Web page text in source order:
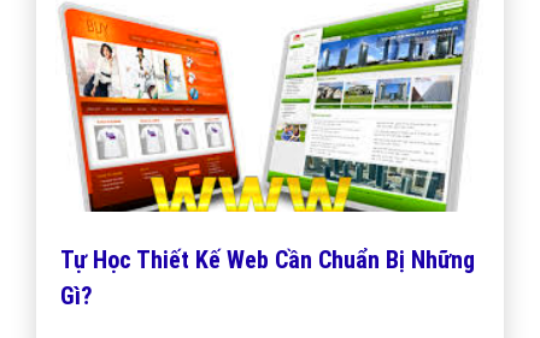
Tự Học Thiết Kế Web Cần Chuẩn Bị Những
Gì?